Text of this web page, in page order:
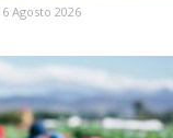
6 Agosto 2026